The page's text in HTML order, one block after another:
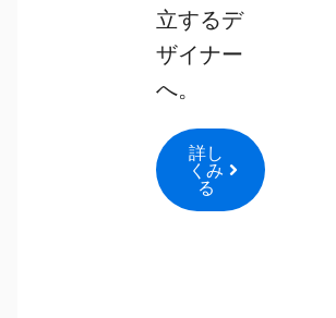
立するデ
ザイナー
へ。
詳し
くみ
る